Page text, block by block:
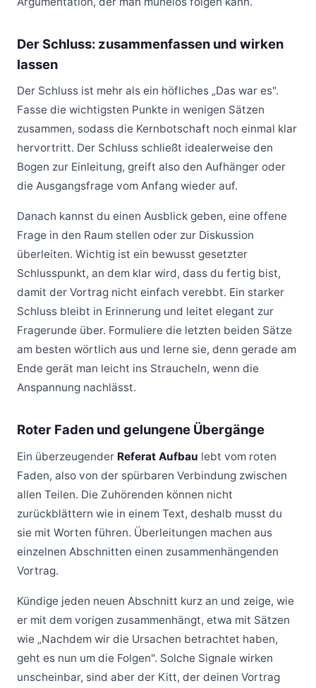
Der Schluss: zusammenfassen und wirken
lassen
Der Schluss ist mehr als ein höfliches „Das war es".
Fasse die wichtigsten Punkte in wenigen Sätzen
zusammen, sodass die Kernbotschaft noch einmal klar
hervortritt. Der Schluss schließt idealerweise den
Bogen zur Einleitung, greift also den Aufhänger oder
die Ausgangsfrage vom Anfang wieder auf.
Danach kannst du einen Ausblick geben, eine offene
Frage in den Raum stellen oder zur Diskussion
überleiten. Wichtig ist ein bewusst gesetzter
Schlusspunkt, an dem klar wird, dass du fertig bist,
damit der Vortrag nicht einfach verebbt. Ein starker
Schluss bleibt in Erinnerung und leitet elegant zur
Fragerunde über. Formuliere die letzten beiden Sätze
am besten wörtlich aus und lerne sie, denn gerade am
Ende gerät man leicht ins Straucheln, wenn die
Anspannung nachlässt.
Roter Faden und gelungene Übergänge
Ein überzeugender Referat Aufbau lebt vom roten
Faden, also von der spürbaren Verbindung zwischen
allen Teilen. Die Zuhörenden können nicht
zurückblättern wie in einem Text, deshalb musst du
sie mit Worten führen. Überleitungen machen aus
einzelnen Abschnitten einen zusammenhängenden
Vortrag.
Kündige jeden neuen Abschnitt kurz an und zeige, wie
er mit dem vorigen zusammenhängt, etwa mit Sätzen
wie „Nachdem wir die Ursachen betrachtet haben,
geht es nun um die Folgen". Solche Signale wirken
unscheinbar, sind aber der Kitt, der deinen Vortrag